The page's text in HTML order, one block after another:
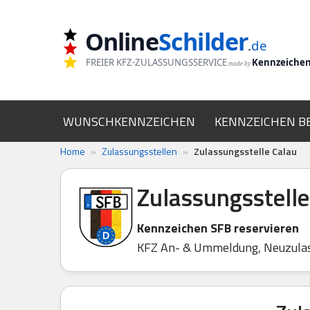
OnlineSchilder.de
FREIER KFZ-ZULASSUNGSSERVICE made by
WUNSCHKENNZEICHEN KENNZEICHEN
Home » Zulassungsstellen » Zulassungsstelle Calau
Kennzeichen SFB reservieren
KFZ An- & Ummeldung,